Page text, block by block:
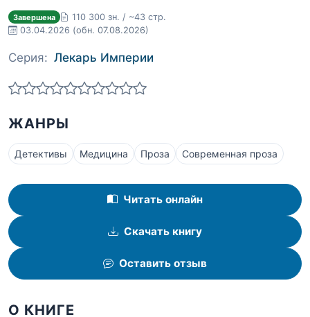
Завершена
110 300 зн. / ~43 стр.
03.04.2026 (обн. 07.08.2026)
Серия: Лекарь Империи
ЖАНРЫ
Детективы Медицина Проза Современная проза
Читать онлайн
Скачать книгу
Оставить отзыв
О КНИГЕ